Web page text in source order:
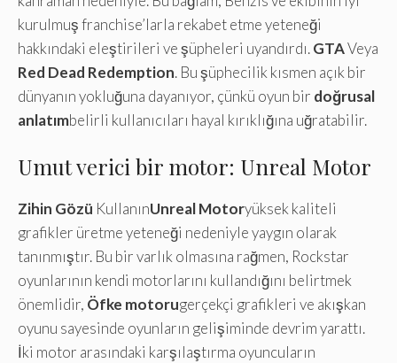
kurulmuş franchise’larla rekabet etme yeteneği
hakkındaki eleştirileri ve şüpheleri uyandırdı.GTAVeya
Red Dead Redemption. Bu şüphecilik kısmen açık bir
dünyanın yokluğuna dayanıyor, çünkü oyun bir doğrusal
anlatımbelirli kullanıcıları hayal kırıklığına uğratabilir.
Umut verici bir motor: Unreal Motor
Zihin Gözü KullanınUnreal Motoryüksek kaliteli
grafikler üretme yeteneği nedeniyle yaygın olarak
tanınmıştır. Bu bir varlık olmasına rağmen, Rockstar
oyunlarının kendi motorlarını kullandığını belirtmek
önemlidir, Öfke motorugerçekçi grafikleri ve akışkan
oyunu sayesinde oyunların gelişiminde devrim yarattı.
İki motor arasındaki karşılaştırma oyuncuların